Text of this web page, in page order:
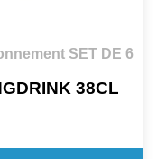
SET DE 6
38CL